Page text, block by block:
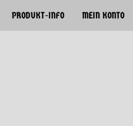
PRODUKT-INFO MEIN KONTO